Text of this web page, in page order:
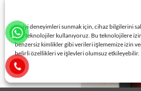
En iyi deneyimleri sunmak için, cihaz bilgilerini
gibi teknolojiler kullanıyoruz. Bu teknolojilere
benzersiz kimlikler gibi verileri işlememize izin
belirli özellikleri ve işlevleri olumsuz etkileyebilir.